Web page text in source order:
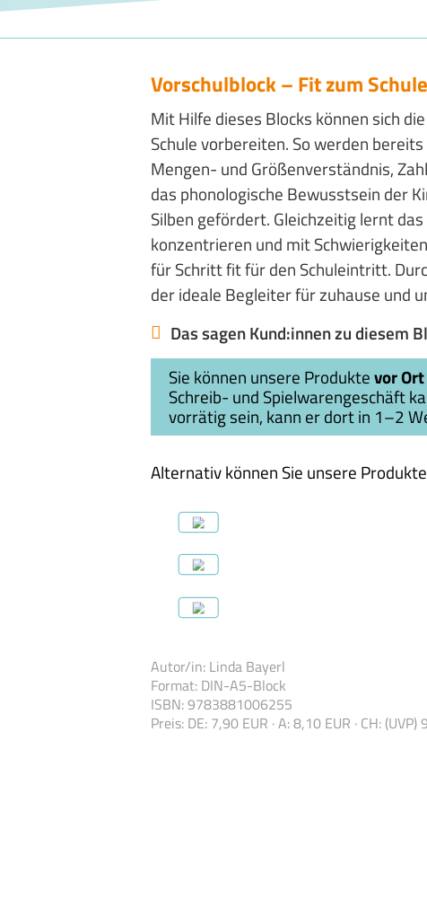
Vorschulblock – Fit zum
Mit Hilfe dieses Blocks können sich
Schule vorbereiten. So werden
Mengen- und Größenverständnis,
das phonologische Bewusstsein der
Silben gefördert. Gleichzeitig lernt
konzentrieren und mit
für Schritt fit für den Schuleintritt.
der ideale Begleiter für zuhause und
Das sagen Kund:innen zu diesem
Sie können unsere Produktevor Ort
Schreib- und Spielwarengeschäft
vorrätig sein, kann er dort in 1–2
Alternativ können Sie unsere
Autor/in: Linda Bayerl
Format: DIN-A5-Block
ISBN:9783881006255
Preis: DE: 7,90 EUR · A: 8,10 EUR · CH: (UVP)